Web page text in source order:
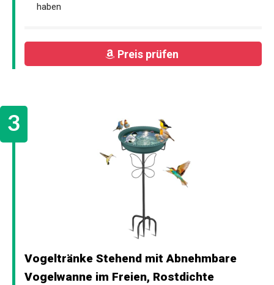
haben
Preis prüfen
Vogeltränke Stehend mit Abnehmbare
Vogelwanne im Freien, Rostdichte